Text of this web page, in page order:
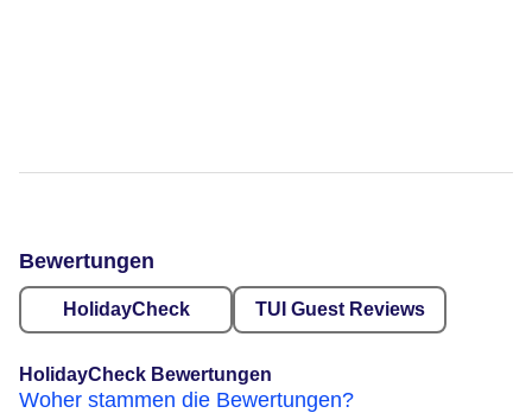
Bewertungen
HolidayCheck TUI Guest Reviews
HolidayCheck Bewertungen
Woher stammen die Bewertungen?